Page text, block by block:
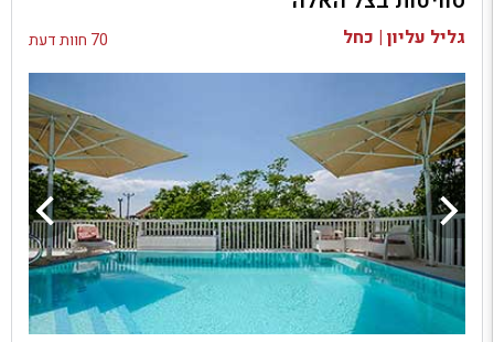
בדיקת זמינות ומחירים
גליל עליון | כחל 70 חוות דעת